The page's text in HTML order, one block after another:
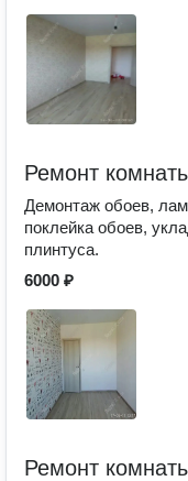
Ремонт
Демонтаж обоев,
поклейка обоев,
плинтуса.
6000 ₽
Ремонт